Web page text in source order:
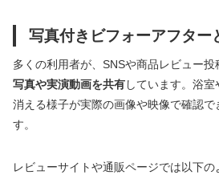
写真付きビフォーアフター
多くの利用者が、SNSや商品レビュー投
写真や実演動画を共有しています。浴
消える様子が実際の画像や映像で確認で
す。
レビューサイトや通販ページでは以下